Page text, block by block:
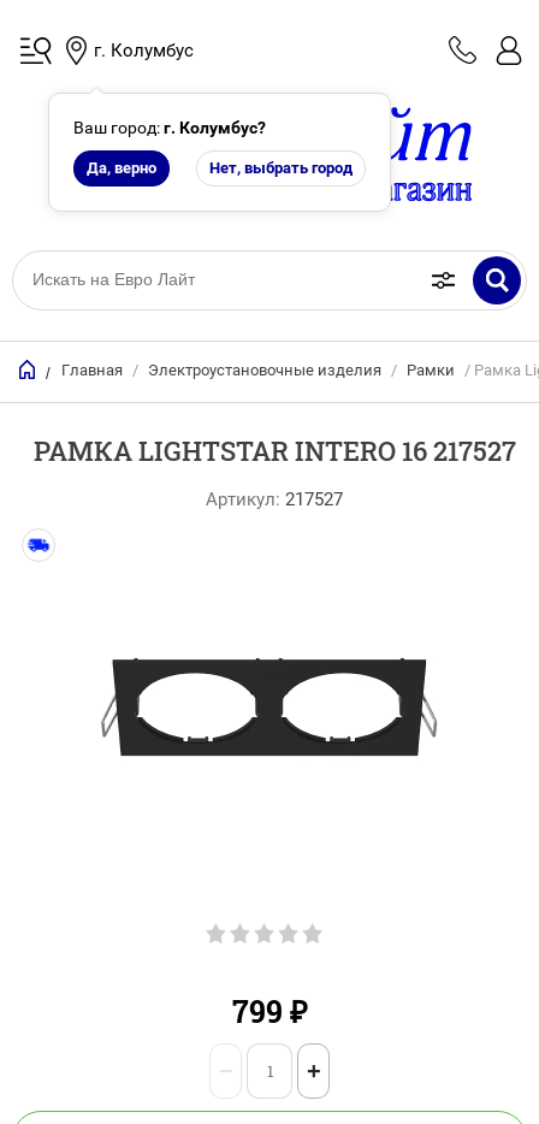
г. Колумбус
Ваш город:г. Колумбус?
Да, верно Нет, выбрать город
/ Главная / Электроустановочные изделия / Рамки / Рамка
РАМКА LIGHTSTAR INTERO 16 217527
Артикул: 217527
799 ₽
− +